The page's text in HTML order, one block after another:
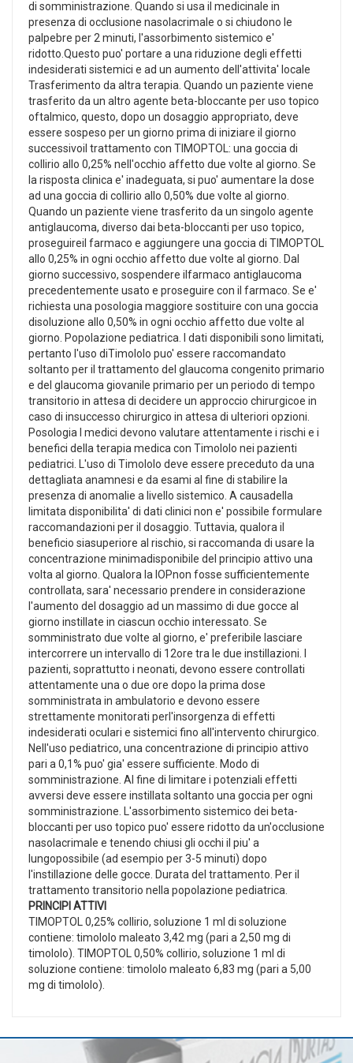
di somministrazione. Quando si usa il medicinale in
presenza di occlusione nasolacrimale o si chiudono le
palpebre per 2 minuti, l'assorbimento sistemico e'
ridotto.Questo puo' portare a una riduzione degli effetti
indesiderati sistemici e ad un aumento dell'attivita' locale
Trasferimento da altra terapia. Quando un paziente viene
trasferito da un altro agente beta-bloccante per uso topico
oftalmico, questo, dopo un dosaggio appropriato, deve
essere sospeso per un giorno prima di iniziare il giorno
successivoil trattamento con TIMOPTOL: una goccia di
collirio allo 0,25% nell'occhio affetto due volte al giorno. Se
la risposta clinica e' inadeguata, si puo' aumentare la dose
ad una goccia di collirio allo 0,50% due volte al giorno.
Quando un paziente viene trasferito da un singolo agente
antiglaucoma, diverso dai beta-bloccanti per uso topico,
proseguireil farmaco e aggiungere una goccia di TIMOPTOL
allo 0,25% in ogni occhio affetto due volte al giorno. Dal
giorno successivo, sospendere ilfarmaco antiglaucoma
precedentemente usato e proseguire con il farmaco. Se e'
richiesta una posologia maggiore sostituire con una goccia
disoluzione allo 0,50% in ogni occhio affetto due volte al
giorno. Popolazione pediatrica. I dati disponibili sono limitati,
pertanto l'uso diTimololo puo' essere raccomandato
soltanto per il trattamento del glaucoma congenito primario
e del glaucoma giovanile primario per un periodo di tempo
transitorio in attesa di decidere un approccio chirurgicoe in
caso di insuccesso chirurgico in attesa di ulteriori opzioni.
Posologia I medici devono valutare attentamente i rischi e i
benefici della terapia medica con Timololo nei pazienti
pediatrici. L'uso di Timololo deve essere preceduto da una
dettagliata anamnesi e da esami al fine di stabilire la
presenza di anomalie a livello sistemico. A causadella
limitata disponibilita' di dati clinici non e' possibile formulare
raccomandazioni per il dosaggio. Tuttavia, qualora il
beneficio siasuperiore al rischio, si raccomanda di usare la
concentrazione minimadisponibile del principio attivo una
volta al giorno. Qualora la IOPnon fosse sufficientemente
controllata, sara' necessario prendere in considerazione
l'aumento del dosaggio ad un massimo di due gocce al
giorno instillate in ciascun occhio interessato. Se
somministrato due volte al giorno, e' preferibile lasciare
intercorrere un intervallo di 12ore tra le due instillazioni. I
pazienti, soprattutto i neonati, devono essere controllati
attentamente una o due ore dopo la prima dose
somministrata in ambulatorio e devono essere
strettamente monitorati perl'insorgenza di effetti
indesiderati oculari e sistemici fino all'intervento chirurgico.
Nell'uso pediatrico, una concentrazione di principio attivo
pari a 0,1% puo' gia' essere sufficiente. Modo di
somministrazione. Al fine di limitare i potenziali effetti
avversi deve essere instillata soltanto una goccia per ogni
somministrazione. L'assorbimento sistemico dei beta-
bloccanti per uso topico puo' essere ridotto da un'occlusione
nasolacrimale e tenendo chiusi gli occhi il piu' a
lungopossibile (ad esempio per 3-5 minuti) dopo
l'instillazione delle gocce. Durata del trattamento. Per il
trattamento transitorio nella popolazione pediatrica.
PRINCIPI ATTIVI
TIMOPTOL 0,25% collirio, soluzione 1 ml di soluzione
contiene: timololo maleato 3,42 mg (pari a 2,50 mg di
timololo). TIMOPTOL 0,50% collirio, soluzione 1 ml di
soluzione contiene: timololo maleato 6,83 mg (pari a 5,00
mg di timololo).